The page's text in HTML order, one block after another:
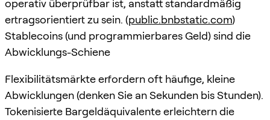
operativ überprüfbar ist, anstatt standardmäßig
ertragsorientiert zu sein. (public.bnbstatic.com)
Stablecoins (und programmierbares Geld) sind die
Abwicklungs-Schiene
Flexibilitätsmärkte erfordern oft häufige, kleine
Abwicklungen (denken Sie an Sekunden bis Stunden).
Tokenisierte Bargeldäquivalente erleichtern die